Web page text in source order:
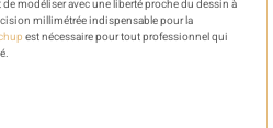
modéliser avec une liberté proche du dessin à
millimétrée indispensable pour la
est nécessaire pour tout professionnel qui